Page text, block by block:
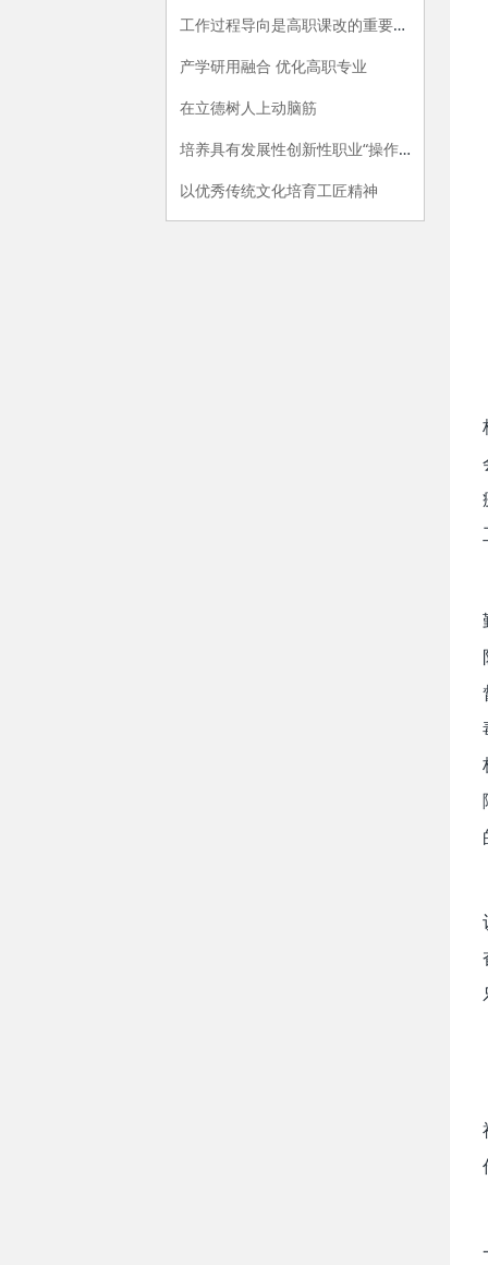
工作过程导向是高职课改的重要指导原则
产学研用融合 优化高职专业
在立德树人上动脑筋
培养具有发展性创新性职业“操作手”
以优秀传统文化培育工匠精神